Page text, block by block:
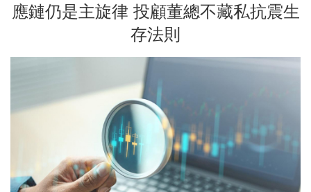
應鏈仍是主旋律 投顧董總不藏私抗震生
存法則